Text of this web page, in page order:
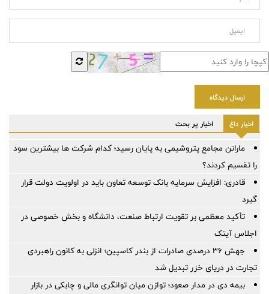
ارسال دیدگاه
اخبار داغ اخبار پر بحث
ماراتن مجامع پتروشیمی به پایان رسید؛ کدام شرکت ها بیشترین سود
را تقسیم کردند؟
قادری: افزایش سرمایه بانک توسعه تعاون باید در اولویت دولت قرار
گیرد
تأکید معظمی بر تقویت ارتباط صنعت، دانشگاه و بخش خصوصی در
اجلاس آیتک
جهش ۳۶ درصدی صادرات از بندر کاسپین؛ انزلی به کانون راهبردی
تجارت در دریای خزر تبدیل شد
بیمه دی در مدار صعود؛ توازن میان توانگری مالی و چابکی در بازار